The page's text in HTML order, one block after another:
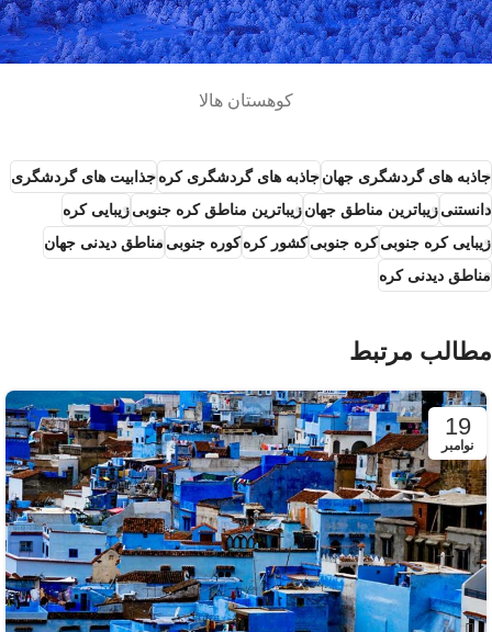
کوهستان هالا
جاذبه های گردشگری جهانجاذبه های گردشگری کرهجذابیت های گردشگری
دانستنیزیباترین مناطق جهانزیباترین مناطق کره جنوبیزیبایی کره
زیبایی کره جنوبیکره جنوبیکشور کرهکوره جنوبیمناطق دیدنی جهان
مناطق دیدنی کره
مطالب مرتبط
19
نوامبر